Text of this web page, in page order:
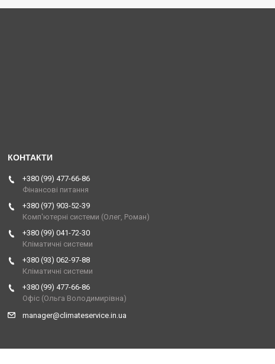
+380 (99) 477-66-86
Фінансові питання
+380 (97) 903-52-39
Комп'ютерні системи (Олег, Роман)
+380 (99) 041-72-30
Кліматичні системи
+380 (93) 062-97-88
Кліматичні системи
+380 (99) 477-66-86
Офіс (Ольга Володимирівна)
manager@climateservice.in.ua